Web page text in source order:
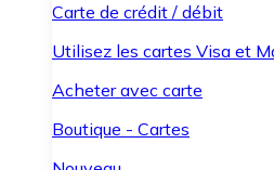
Carte de crédit / débit
Utilisez les cartes Visa et
Acheter avec carte
Boutique - Cartes